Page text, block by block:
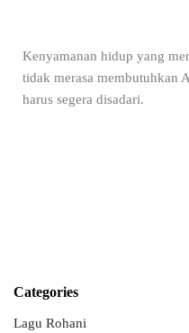
Kenyamanan hidup yang
tidak merasa membutuhkan
harus segera disadari.
Categories
Lagu Rohani